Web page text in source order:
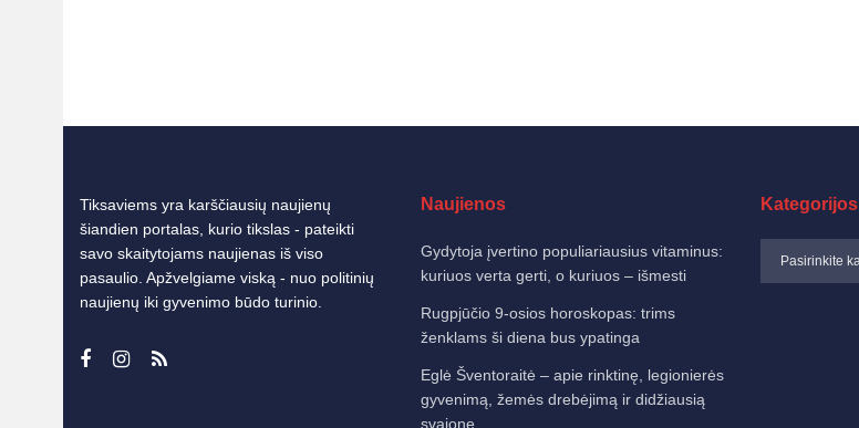
Tiksaviems yra karščiausių naujienų
šiandien portalas, kurio tikslas - pateikti
savo skaitytojams naujienas iš viso
pasaulio. Apžvelgiame viską - nuo politinių
naujienų iki gyvenimo būdo turinio.
Naujienos
Gydytoja įvertino populiariausius vitaminus:
kuriuos verta gerti, o kuriuos – išmesti
Rugpjūčio 9-osios horoskopas: trims
ženklams ši diena bus ypatinga
Eglė Šventoraitė – apie rinktinę, legionierės
gyvenimą, žemės drebėjimą ir didžiausią
svajonę
Kategorijos